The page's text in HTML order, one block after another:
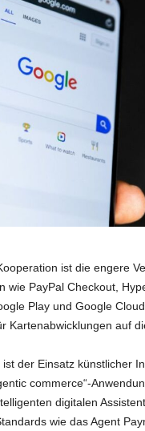
ist die engere
wie PayPal Checkout,
Play und Google
Kartenabwicklungen auf
der Einsatz künstlicher
commerce“-
digitalen
wie das Agent